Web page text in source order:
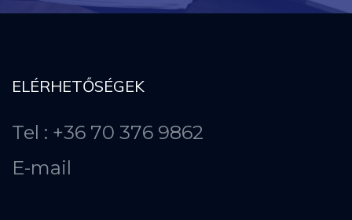
ELÉRHETŐSÉGEK
Tel : +36 70 376 9862
E-mail